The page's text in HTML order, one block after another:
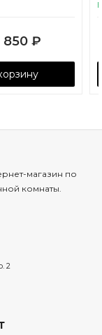
850 ₽
магазин по
комнаты.
2